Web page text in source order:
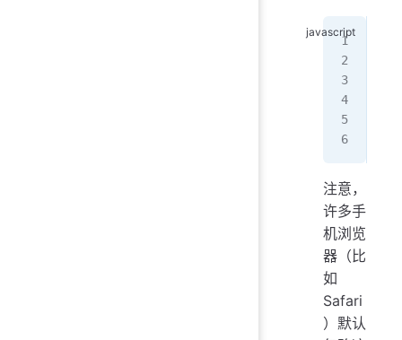
注意，
许多手
机浏览
器（比
如
Safari
）默认